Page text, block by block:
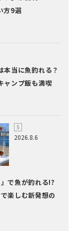
方9選
本当に魚釣れる？
ャンプ飯も満喫
2026.8.6
」で魚が釣れる!?
楽しむ新発想の